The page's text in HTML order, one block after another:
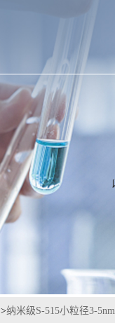
>纳米级S-515小粒径3-